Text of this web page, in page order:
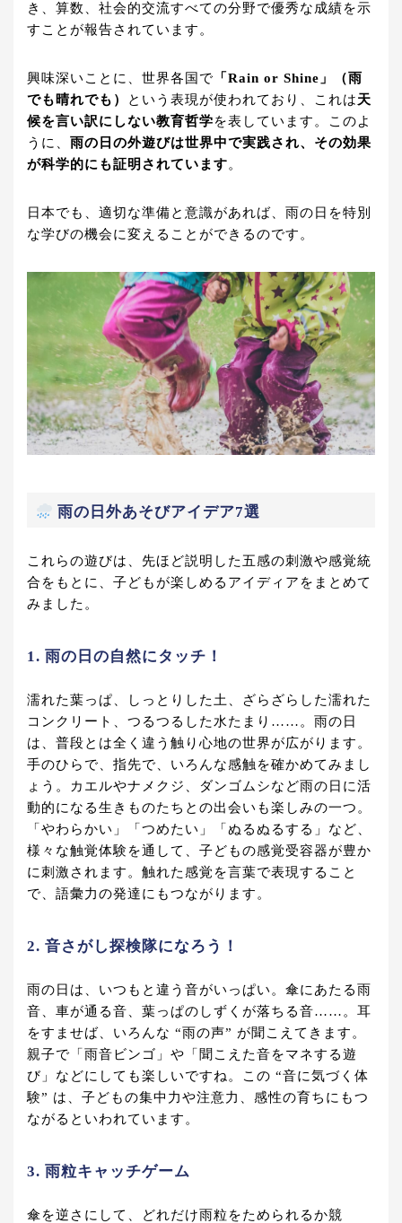
き、算数、社会的交流すべての分野で優秀な成績を示
すことが報告されています。
興味深いことに、世界各国で 「Rain or Shine」（雨
でも晴れでも）
という表現が使われており、これは天
候を言い訳にしない教育哲学を表しています。このよ
うに、 雨の日の外遊びは世界中で実践され、その効果
が科学的にも証明されています。
日本でも、適切な準備と意識があれば、雨の日を特別
な学びの機会に変えることができるのです。
雨の日外あそびアイデア7選
これらの遊びは、先ほど説明した五感の刺激や感覚統
合をもとに、子どもが楽しめるアイディアをまとめて
みました。
1. 雨の日の自然にタッチ！
濡れた葉っぱ、しっとりした土、ざらざらした濡れた
コンクリート、つるつるした水たまり……。雨の日
は、普段とは全く違う触り心地の世界が広がります。
手のひらで、指先で、いろんな感触を確かめてみまし
ょう。カエルやナメクジ、ダンゴムシなど雨の日に活
動的になる生きものたちとの出会いも楽しみの一つ。
「やわらかい」「つめたい」「ぬるぬるする」など、
様々な触覚体験を通して、子どもの感覚受容器が豊か
に刺激されます。触れた感覚を言葉で表現すること
で、語彙力の発達にもつながります。
2. 音さがし探検隊になろう！
雨の日は、いつもと違う音がいっぱい。傘にあたる雨
音、車が通る音、葉っぱのしずくが落ちる音……。耳
をすませば、いろんな “雨の声” が聞こえてきます。
親子で「雨音ビンゴ」や「聞こえた音をマネする遊
び」などにしても楽しいですね。この “音に気づく体
験” は、子どもの集中力や注意力、感性の育ちにもつ
ながるといわれています。
3. 雨粒キャッチゲーム
傘を逆さにして、どれだけ雨粒をためられるか競